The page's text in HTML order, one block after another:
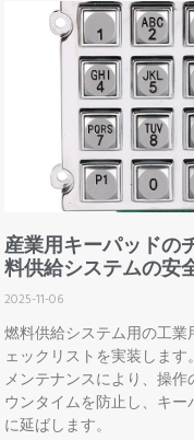
産業用キーパッドの
料供給システムの安
2025-11-06
燃料供給システム用の工
ェックリストを実装します
メンテナンスにより、操
ウンタイムを防止し、キ
に延ばします。